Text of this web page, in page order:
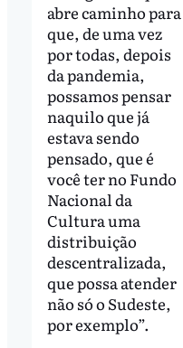
abre caminho para
que, de uma vez
por todas, depois
da pandemia,
possamos pensar
naquilo que já
estava sendo
pensado, que é
você ter no Fundo
Nacional da
Cultura uma
distribuição
descentralizada,
que possa atender
não só o Sudeste,
por exemplo”.